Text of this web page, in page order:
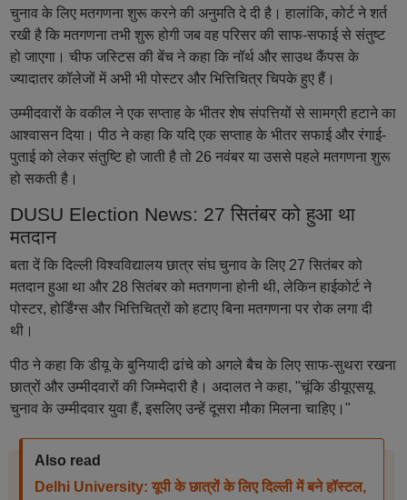
चुनाव के लिए मतगणना शुरू करने की अनुमति दे दी है। हालांकि, कोर्ट ने शर्त
रखी है कि मतगणना तभी शुरू होगी जब वह परिसर की साफ-सफाई से संतुष्ट
हो जाएगा। चीफ जस्टिस की बेंच ने कहा कि नॉर्थ और साउथ कैंपस के
ज्यादातर कॉलेजों में अभी भी पोस्टर और भित्तिचित्र चिपके हुए हैं।
उम्मीदवारों के वकील ने एक सप्ताह के भीतर शेष संपत्तियों से सामग्री हटाने का
आश्वासन दिया। पीठ ने कहा कि यदि एक सप्ताह के भीतर सफाई और रंगाई-
पुताई को लेकर संतुष्टि हो जाती है तो 26 नवंबर या उससे पहले मतगणना शुरू
हो सकती है।
DUSU Election News: 27 सितंबर को हुआ था
मतदान
बता दें कि दिल्ली विश्वविद्यालय छात्र संघ चुनाव के लिए 27 सितंबर को
मतदान हुआ था और 28 सितंबर को मतगणना होनी थी, लेकिन हाईकोर्ट ने
पोस्टर, होर्डिंग्स और भित्तिचित्रों को हटाए बिना मतगणना पर रोक लगा दी
थी।
पीठ ने कहा कि डीयू के बुनियादी ढांचे को अगले बैच के लिए साफ-सुथरा रखना
छात्रों और उम्मीदवारों की जिम्मेदारी है। अदालत ने कहा, "चूंकि डीयूएसयू
चुनाव के उम्मीदवार युवा हैं, इसलिए उन्हें दूसरा मौका मिलना चाहिए।"
Also read
Delhi University: यूपी के छात्रों के लिए दिल्ली में बने हॉस्टल,